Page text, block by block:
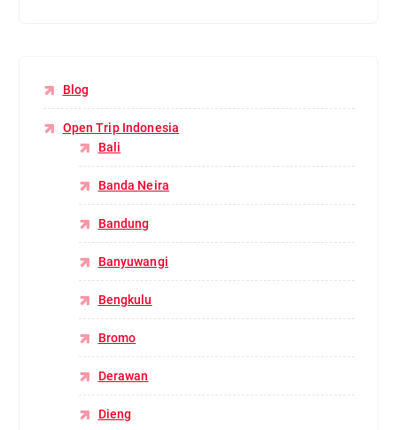
Blog
Open Trip Indonesia
Bali
Banda Neira
Bandung
Banyuwangi
Bengkulu
Bromo
Derawan
Dieng